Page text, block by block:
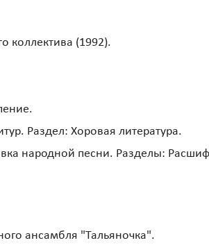
коллектива (1992).
Раздел: Хоровая литература.
народной песни. Разделы:
ансамбля "Тальяночка".